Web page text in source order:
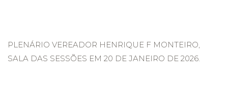
PLENÁRIO VEREADOR HENRIQUE F MONTEIRO,
SALA DAS SESSÕES EM 20 DE JANEIRO DE 2026.